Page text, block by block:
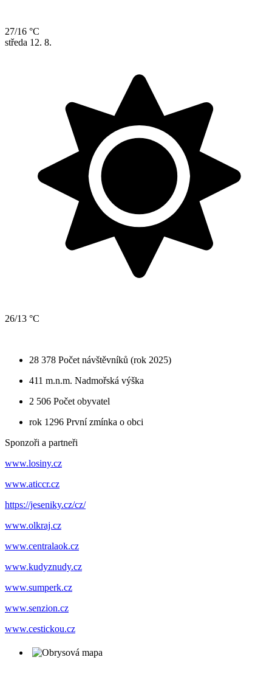
27/16 °C
středa 12. 8.
26/13 °C
28 378 Počet návštěvníků (rok 2025)
411 m.n.m. Nadmořská výška
2 506 Počet obyvatel
rok 1296 První zmínka o obci
Sponzoři a partneři
www.losiny.cz
www.aticcr.cz
https://jeseniky.cz/cz/
www.olkraj.cz
www.centralaok.cz
www.kudyznudy.cz
www.sumperk.cz
www.senzion.cz
www.cestickou.cz